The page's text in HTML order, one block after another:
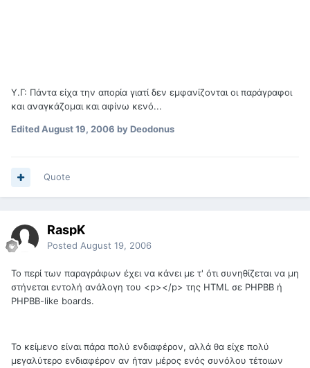
Υ.Γ: Πάντα είχα την απορία γιατί δεν εμφανίζονται οι παράγραφοι
και αναγκάζομαι και αφίνω κενό...
EditedAugust 19, 2006 by Deodonus
Quote
RaspK
Posted August 19, 2006
Το περί των παραγράφων έχει να κάνει με τ' ότι συνηθίζεται να μη
στήνεται εντολή ανάλογη του <p></p> της HTML σε PHPBB ή
PHPBB-like boards.
Το κείμενο είναι πάρα πολύ ενδιαφέρον, αλλά θα είχε πολύ
μεγαλύτερο ενδιαφέρον αν ήταν μέρος ενός συνόλου τέτοιων